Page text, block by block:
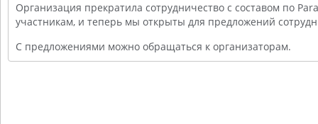
Организация прекратила сотрудничество с составом по
участникам, и теперь мы открыты для предложений
С предложениями можно обращаться к организаторам.